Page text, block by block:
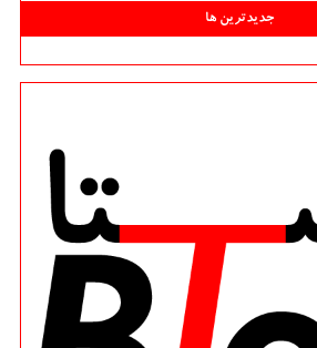
جدیدترین ها